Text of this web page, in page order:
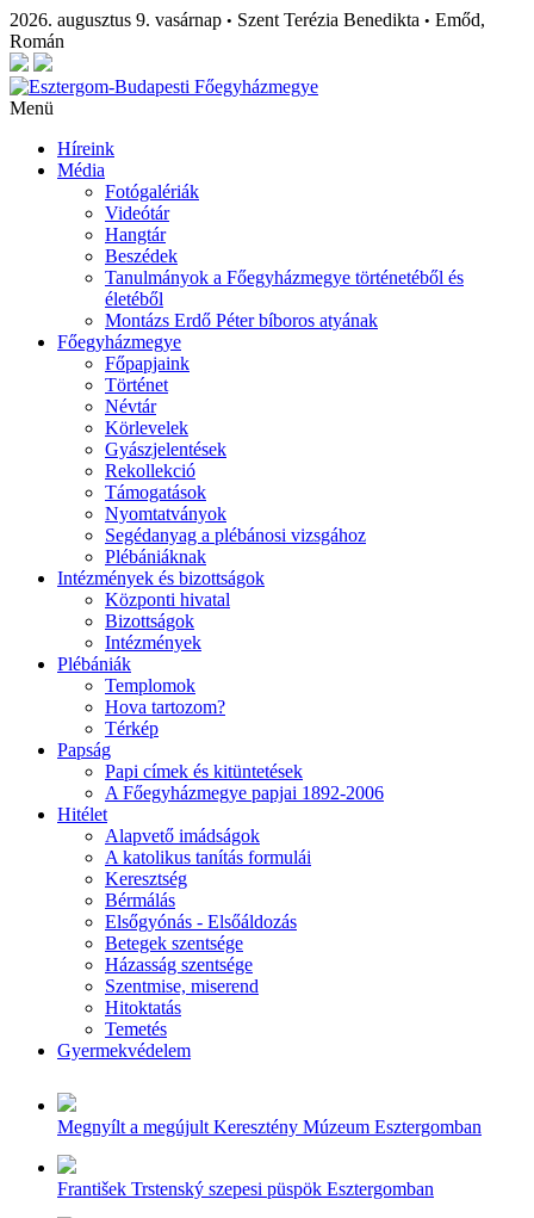
2026. augusztus 9. vasárnap • Szent Terézia Benedikta • Emőd,
Román
Menü
Híreink
Média
Fotógalériák
Videótár
Hangtár
Beszédek
Tanulmányok a Főegyházmegye történetéből és
életéből
Montázs Erdő Péter bíboros atyának
Főegyházmegye
Főpapjaink
Történet
Névtár
Körlevelek
Gyászjelentések
Rekollekció
Támogatások
Nyomtatványok
Segédanyag a plébánosi vizsgához
Plébániáknak
Intézmények és bizottságok
Központi hivatal
Bizottságok
Intézmények
Plébániák
Templomok
Hova tartozom?
Térkép
Papság
Papi címek és kitüntetések
A Főegyházmegye papjai 1892-2006
Hitélet
Alapvető imádságok
A katolikus tanítás formulái
Keresztség
Bérmálás
Elsőgyónás - Elsőáldozás
Betegek szentsége
Házasság szentsége
Szentmise, miserend
Hitoktatás
Temetés
Gyermekvédelem
Megnyílt a megújult Keresztény Múzeum Esztergomban
František Trstenský szepesi püspök Esztergomban